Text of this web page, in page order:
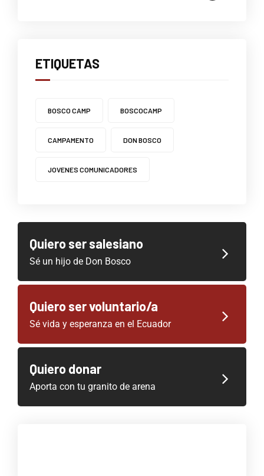
ETIQUETAS
BOSCO CAMP BOSCOCAMP
CAMPAMENTO DON BOSCO
JOVENES COMUNICADORES
Quiero ser salesiano
Sé un hijo de Don Bosco
Quiero ser voluntario/a
Sé vida y esperanza en el Ecuador
Quiero donar
Aporta con tu granito de arena